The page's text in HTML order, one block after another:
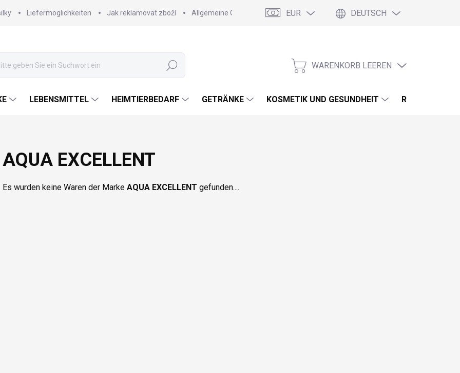
Liefermöglichkeiten Jak reklamovat zboží Allgemeine Geschäftsbedingungen (AGB) Podmínky ochrany osobních údajů
EUR DEUTSCH
Suchen WARENKORB
WARENKORB LEEREN
LEBENSMITTEL HEIMTIERBEDARF GETRÄNKE KOSMETIK UND GESUNDHEIT
AQUA EXCELLENT
Es wurden keine Waren der Marke AQUA EXCELLENT gefunden....